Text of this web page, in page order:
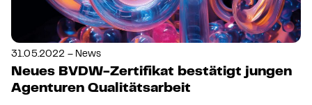
31.05.2022 – News
Neues BVDW-Zertifikat bestätigt jungen
Agenturen Qualitätsarbeit